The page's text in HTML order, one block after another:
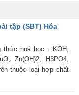
tập (SBT) Hóa
thức hoá học : KOH,
Zn(OH)2, H3PO4,
thuộc loại hợp chất